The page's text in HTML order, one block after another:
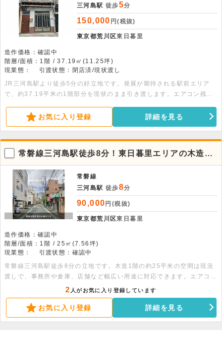
三河島駅 徒歩5分
150,000 円(税抜)
東京都荒川区東日暮里
造作価格：確認中
階層/面積：1階 / 37.19㎡(11.25坪)
現業態：
引渡状態：閉店済/現状渡し
JR三河島駅より徒歩5分の好立地です。発展が期待される駅前エリア
で、約37.19平米の1階部分を現状のまま引き渡します。エアコン残置
い合わせください。お気に入り登録 詳細を見る
常磐線三河島駅徒歩8分！東日暮里エリアの木造1
階店舗物件。
常磐線
三河島駅 徒歩8分
90,000 円(税抜)
東京都荒川区東日暮里
造作価格：確認中
階層/面積：1階 / 25㎡(7.56坪)
現業態：
引渡状態：確認中
常磐線三河島駅徒歩8分の立地です。木造1階の約25平米の空間は現況
渡しで、事務所や倉庫、店舗など幅広い用途に対応できます。エアコン
残置物もあります。詳細につきましてはお問い合わせください。
2 人がお気に入り登録しています
お気に入り登録 詳細を見る